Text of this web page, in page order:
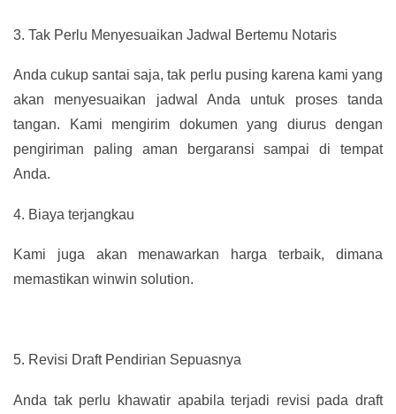
3. Tak Perlu Menyesuaikan Jadwal Bertemu Notaris
Anda cukup santai saja, tak perlu pusing karena kami yang
akan menyesuaikan jadwal Anda untuk proses tanda
tangan. Kami mengirim dokumen yang diurus dengan
pengiriman paling aman bergaransi sampai di tempat
Anda.
4. Biaya terjangkau
Kami juga akan menawarkan harga terbaik, dimana
memastikan winwin solution.
5. Revisi Draft Pendirian Sepuasnya
Anda tak perlu khawatir apabila terjadi revisi pada draft